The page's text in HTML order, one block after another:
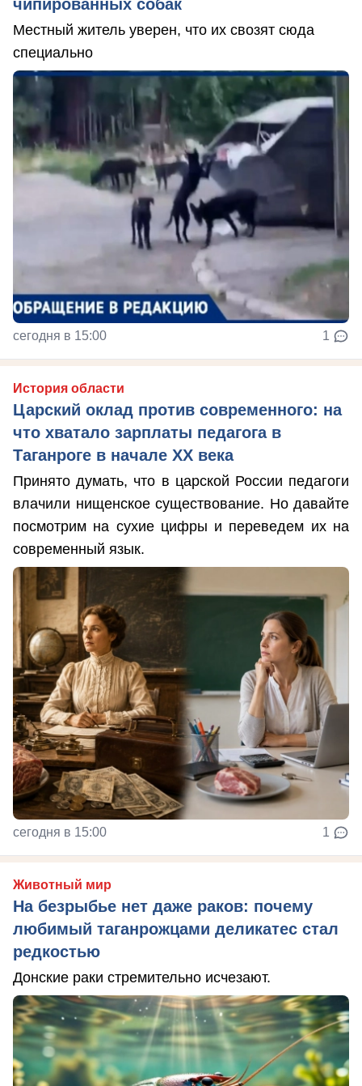
чипированных собак
Местный житель уверен, что их свозят сюда
специально
сегодня в 15:00 1
История области
Царский оклад против современного: на
что хватало зарплаты педагога в
Таганроге в начале ХХ века
Принято думать, что в царской России педагоги
влачили нищенское существование. Но давайте
посмотрим на сухие цифры и переведем их на
современный язык.
сегодня в 15:00 1
Животный мир
На безрыбье нет даже раков: почему
любимый таганрожцами деликатес стал
редкостью
Донские раки стремительно исчезают.